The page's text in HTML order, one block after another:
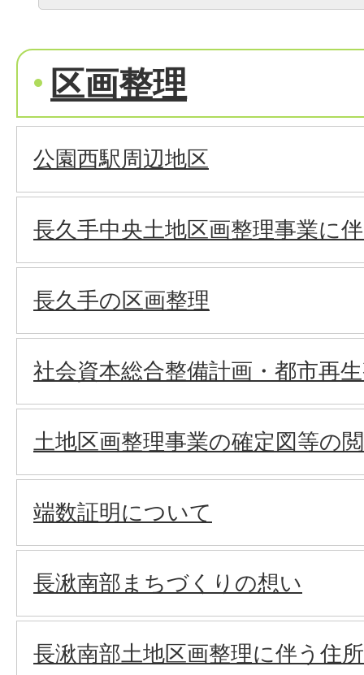
区画整理
公園西駅周辺地区
長久手中央土地区画整理事業に
長久手の区画整理
社会資本総合整備計画・都市再
土地区画整理事業の確定図等の
端数証明について
長湫南部まちづくりの想い
長湫南部土地区画整理に伴う住